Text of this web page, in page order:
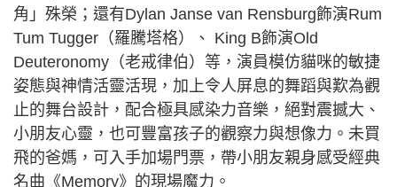
角」殊榮；還有Dylan Janse van Rensburg飾演Rum
Tum Tugger（羅騰塔格）、 King B飾演Old
Deuteronomy（老戒律伯）等，演員模仿貓咪的敏捷
姿態與神情活靈活現，加上令人屏息的舞蹈與歎為觀
止的舞台設計，配合極具感染力音樂，絕對震撼大、
小朋友心靈，也可豐富孩子的觀察力與想像力。未買
飛的爸媽，可入手加場門票，帶小朋友親身感受經典
名曲《Memory》的現場魔力。